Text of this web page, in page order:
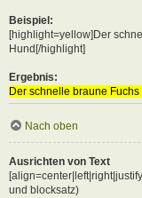
Beispiel:
[highlight=yellow]Der
Hund[/highlight]
Ergebnis:
Der schnelle braune
Nach oben
Ausrichten von Text
und blocksatz)